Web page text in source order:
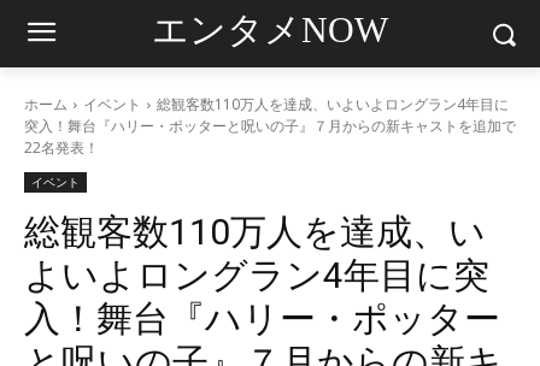
エンタメNOW
ホーム イベント
総観客数110万人を達成、いよいよロングラン4年目に
突入！舞台『ハリー・ポッターと呪いの子』７月からの新キャストを追加で
22名発表！
イベント
総観客数110万人を達成、い
よいよロングラン4年目に突
入！舞台『ハリー・ポッター